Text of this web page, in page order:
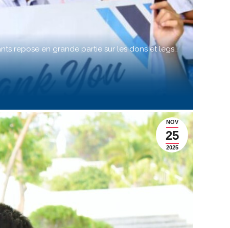
repose en grande partie sur les dons et legs…
NOV
25
2025